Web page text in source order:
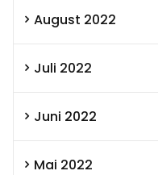
August 2022
Juli 2022
Juni 2022
Mai 2022